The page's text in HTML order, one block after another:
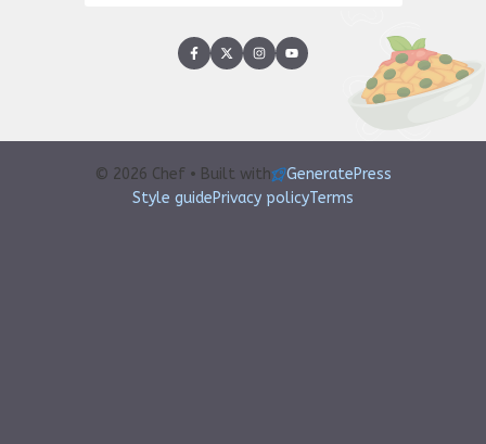
© 2026 Chef • Built with
GeneratePress
Style guidePrivacy policyTerms